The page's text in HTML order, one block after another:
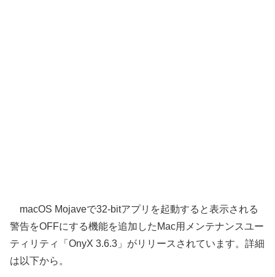
macOS Mojaveで32-bitアプリを起動すると表示される
警告をOFFにする機能を追加したMac用メンテナンスユー
ティリティ「OnyX 3.6.3」がリリースされています。詳細
は以下から。